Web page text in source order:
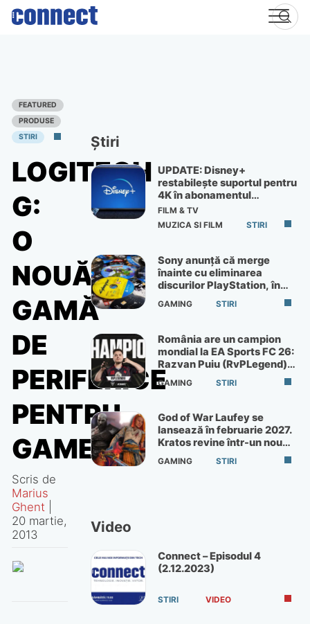
Skip
FEATURED
PRODUSE
STIRI
LOGITECH
G:
O
NOUĂ
GAMĂ
DE
PERIFERICE
PENTRU
GAMERI
Scris de
Marius
Ghent
20 martie,
2013
Știri
UPDATE: Disney+
restabilește suportul pentru
4K în abonamentul
Premium
FILM & TV
MUZICA SI FILM
STIRI
Sony anunță că merge
înainte cu eliminarea
discurilor PlayStation, în
ciuda protestelor
GAMING STIRI
România are un campion
mondial la EA Sports FC 26:
Razvan Puiu (RvPLegend)
câștigă turneul de la Paris
GAMING STIRI
God of War Laufey se
lansează în februarie 2027.
Kratos revine într-un nou
God of War
GAMING STIRI
Video
Connect – Episodul 4
(2.12.2023)
STIRI VIDEO